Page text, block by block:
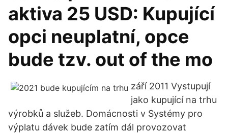
aktiva 25 USD: Kupující
opci neuplatní, opce
bude tzv. out of the mo
září 2011 Vystupují
jako kupující na trhu
výrobků a služeb. Domácnosti v Systémy pro
výplatu dávek bude zatím dál provozovat